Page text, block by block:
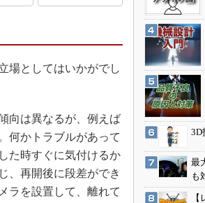
4.0
パン
ト
場としてはいかがでし
向は異なるが、例えば
何かトラブルがあって
た時すぐに気付けるか
、再開後に段差ができ
ラを設置して、離れて
3D
最
も